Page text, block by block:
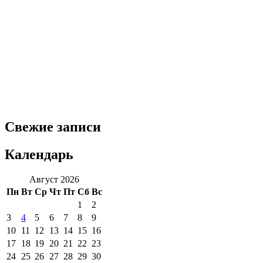
Свежие записи
Календарь
Август 2026
Пн Вт Ср Чт Пт Сб Вс
1
2
3
4 5 6 7 8
9
10 11 12 13 14 15 16
17 18 19 20 21 22 23
24 25 26 27 28 29 30